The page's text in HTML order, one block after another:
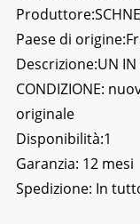
Produttore:
Paese di
Descrizione:UN IN
CONDIZIONE:
originale
Disponibilità:1
Garanzia: 12 mesi
Spedizione: In